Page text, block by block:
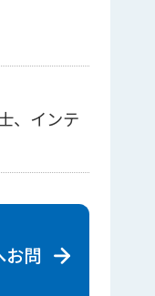
、インテ
お問